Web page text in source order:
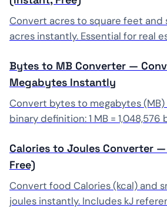
Convert acres to square feet and
acres instantly. Essential for real
Bytes to MB Converter —
Megabytes Instantly
Convert bytes to megabytes
binary definition: 1 MB = 1,048,576
Calories to Joules Converter
Free)
Convert food Calories (kcal) and
joules instantly. Includes kJ